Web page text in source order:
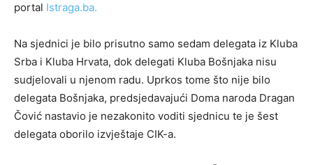
portal Istraga.ba.
Na sjednici je bilo prisutno samo sedam delegata iz Kluba
Srba i Kluba Hrvata, dok delegati Kluba Bošnjaka nisu
sudjelovali u njenom radu. Uprkos tome što nije bilo
delegata Bošnjaka, predsjedavajući Doma naroda Dragan
Čović nastavio je nezakonito voditi sjednicu te je šest
delegata oborilo izvještaje CIK-a.